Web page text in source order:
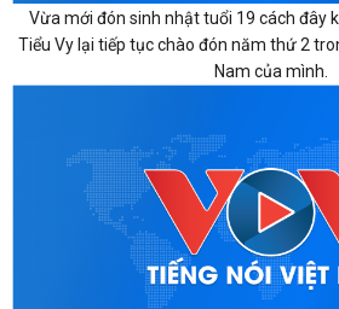
Vừa mới đón sinh nhật tuổi 19 cách đây
Tiểu Vy lại tiếp tục chào đón năm thứ 2
Nam của mình.